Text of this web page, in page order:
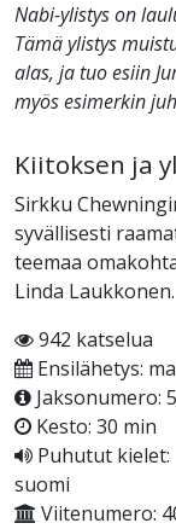
Nabi-ylistys on
Tämä ylistys
alas, ja tuo esiin
myös esimerkin
Kiitoksen ja
Sirkku
syvällisesti
teemaa
Linda Laukkonen.
942 katselua
Ensilähetys:
Jaksonumero: 5
Kesto: 30 min
Puhutut kielet:
suomi
Viitenumero: